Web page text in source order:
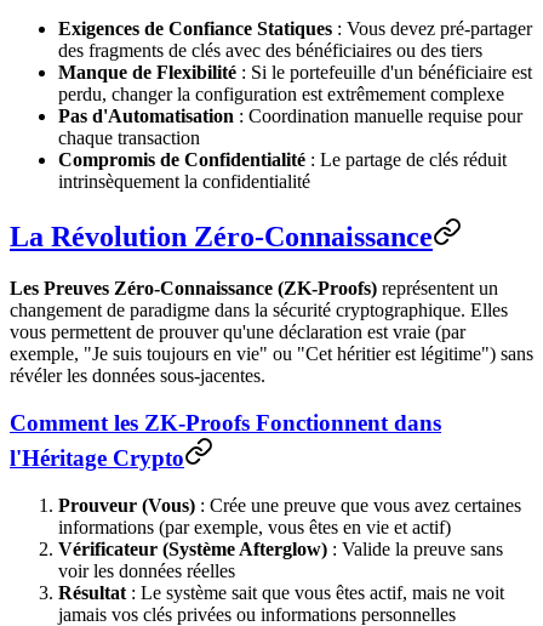
Exigences de Confiance Statiques : Vous devez pré-partager
des fragments de clés avec des bénéficiaires ou des tiers
Manque de Flexibilité : Si le portefeuille d'un bénéficiaire est
perdu, changer la configuration est extrêmement complexe
Pas d'Automatisation : Coordination manuelle requise pour
chaque transaction
Compromis de Confidentialité : Le partage de clés réduit
intrinsèquement la confidentialité
La Révolution Zéro-Connaissance
Les Preuves Zéro-Connaissance (ZK-Proofs) représentent un
changement de paradigme dans la sécurité cryptographique. Elles
vous permettent de prouver qu'une déclaration est vraie (par
exemple, "Je suis toujours en vie" ou "Cet héritier est légitime") sans
révéler les données sous-jacentes.
Comment les ZK-Proofs Fonctionnent dans
l'Héritage Crypto
Prouveur (Vous) : Crée une preuve que vous avez certaines
informations (par exemple, vous êtes en vie et actif)
Vérificateur (Système Afterglow) : Valide la preuve sans
voir les données réelles
Résultat : Le système sait que vous êtes actif, mais ne voit
jamais vos clés privées ou informations personnelles